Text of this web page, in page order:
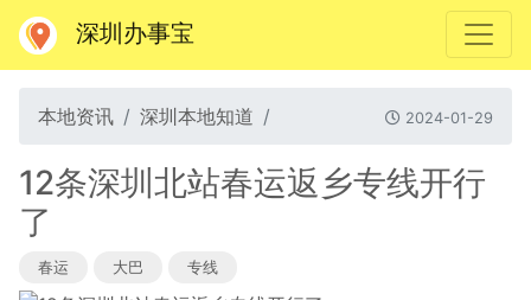
深圳办事宝
本地资讯 深圳本地知道 2024-01-29
12条深圳北站春运返乡专线开行
了
春运 大巴 专线